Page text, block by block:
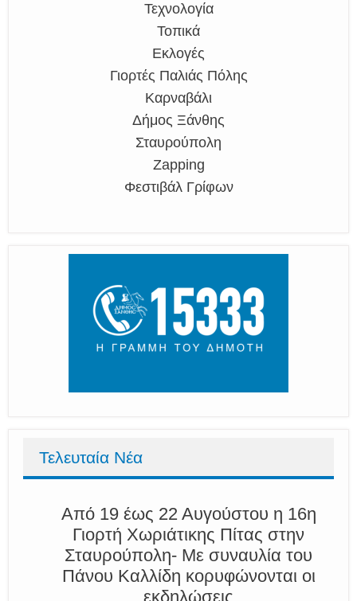
Τεχνολογία
Τοπικά
Εκλογές
Γιορτές Παλιάς Πόλης
Καρναβάλι
Δήμος Ξάνθης
Σταυρούπολη
Zapping
Φεστιβάλ Γρίφων
Τελευταία Νέα
Από 19 έως 22 Αυγούστου η 16η
Γιορτή Χωριάτικης Πίτας στην
Σταυρούπολη- Με συναυλία του
Πάνου Καλλίδη κορυφώνονται οι
εκδηλώσεις